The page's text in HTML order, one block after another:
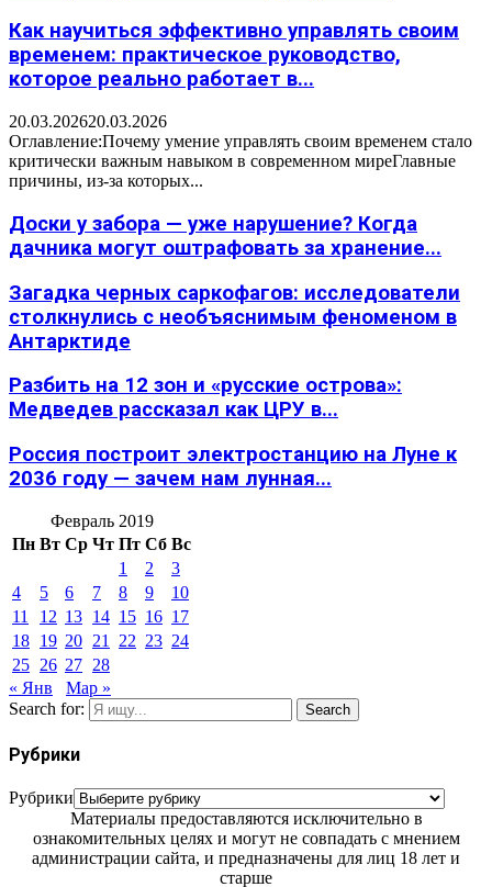
Как научиться эффективно управлять своим
временем: практическое руководство,
которое реально работает в...
20.03.202620.03.2026
Оглавление:Почему умение управлять своим временем стало
критически важным навыком в современном миреГлавные
причины, из-за которых...
Доски у забора — уже нарушение? Когда
дачника могут оштрафовать за хранение...
Загадка черных саркофагов: исследователи
столкнулись с необъяснимым феноменом в
Антарктиде
Разбить на 12 зон и «русские острова»:
Медведев рассказал как ЦРУ в...
Россия построит электростанцию на Луне к
2036 году — зачем нам лунная...
Февраль 2019
Пн Вт Ср Чт Пт Сб Вс
1
2
3
4
5 6 7 8 9
10
11
12 13 14 15 16 17
18 19 20 21 22 23 24
25 26 27 28
« Янв
Мар »
Search for:
Search
Рубрики
Рубрики
Материалы предоставляются исключительно в
ознакомительных целях и могут не совпадать с мнением
администрации сайта, и предназначены для лиц 18 лет и
старше